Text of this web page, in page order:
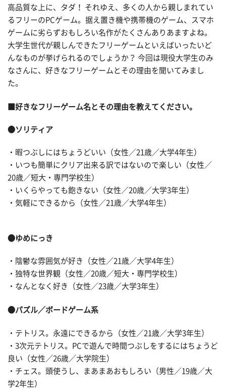
高品質な上に、タダ！ それゆえ、多くの人から親しまれてい
るフリーのPCゲーム。据え置き機や携帯機のゲーム、スマホ
ゲームに劣らずおもしろい名作がたくさんありあますよね。
大学生世代が親しんできたフリーゲームといえばいったいど
んなものが挙げられるのでしょうか？ 今回は現役大学生のみ
なさんに、好きなフリーゲームとその理由を聞いてみまし
た。
■好きなフリーゲーム名とその理由を教えてください。
●ソリティア
・暇つぶしにはちょうどいい（女性／21歳／大学4年生）
・いつも簡単にクリア出来る訳ではないので楽しい（女性／
20歳／短大・専門学校生）
・いくらやっても飽きない（女性／20歳／大学3年生）
・気軽にできるから（女性／21歳／大学4年生）
●ゆめにっき
・陰鬱な雰囲気が好き（女性／21歳／大学4年生）
・独特な世界観（女性／20歳／短大・専門学校生）
・なんとなく好き（女性／23歳／大学3年生）
●パズル／ボードゲーム系
・テトリス。永遠にできるから（女性／21歳／大学3年生）
・3次元テトリス。PCで遊んで時間つぶしをするにはちょうど
良い（女性／26歳／大学院生）
・チェス。頭使うし、まあまあおもしろい（男性／19歳／大
学2年生）